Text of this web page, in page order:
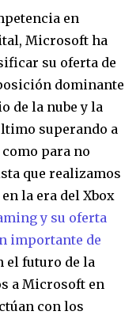
en
Microsoft ha
su oferta de
dominante
de la nube y la
superando a
para no
que realizamos
la era del Xbox
y su oferta
importante de
el futuro de la
a Microsoft en
con los